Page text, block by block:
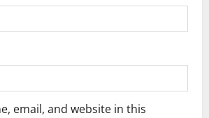
email, and website in this